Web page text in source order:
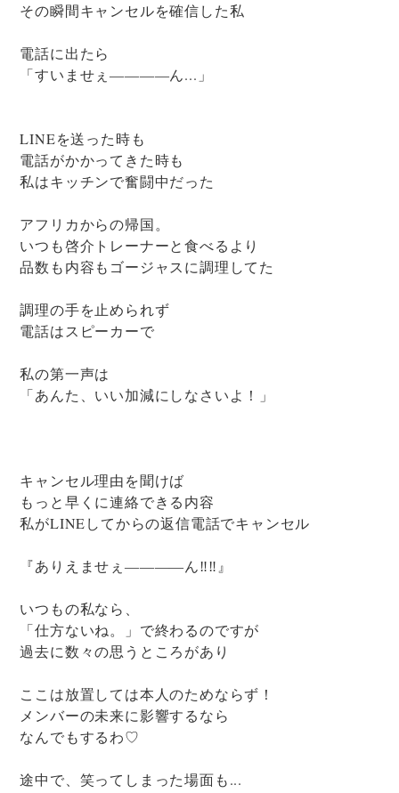
その瞬間キャンセルを確信した私
電話に出たら
「すいませぇ――――ん...」
LINEを送った時も
電話がかかってきた時も
私はキッチンで奮闘中だった
アフリカからの帰国。
いつも啓介トレーナーと食べるより
品数も内容もゴージャスに調理してた
調理の手を止められず
電話はスピーカーで
私の第一声は
「あんた、いい加減にしなさいよ！」
キャンセル理由を聞けば
もっと早くに連絡できる内容
私がLINEしてからの返信電話でキャンセル
『ありえませぇ――――ん‼‼』
いつもの私なら、
「仕方ないね。」で終わるのですが
過去に数々の思うところがあり
ここは放置しては本人のためならず！
メンバーの未来に影響するなら
なんでもするわ♡
途中で、笑ってしまった場面も...